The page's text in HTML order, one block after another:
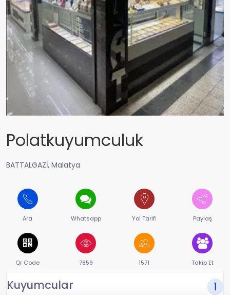
Polatkuyumculuk
BATTALGAZİ, Malatya
Ara Whatsapp Yol Tarifi Paylaş
Qr Code 7859 1571 Takip Et
Kuyumcular 1